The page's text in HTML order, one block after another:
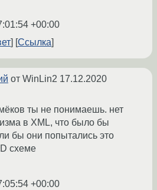
+00:00
Ссылка
от WinLin2 17.12.2020
ты не понимаешь. нет
в XML, что было бы
бы они попытались это
схеме
+00:00